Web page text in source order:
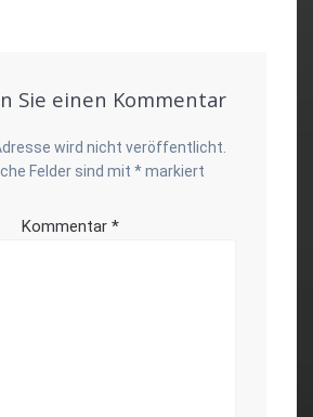
Sie einen Kommentar
wird nicht veröffentlicht.
Felder sind mit *markiert
Kommentar *